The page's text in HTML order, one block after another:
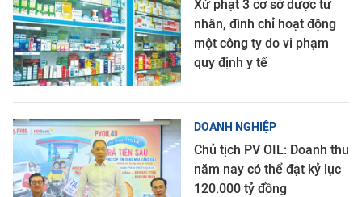
Xử phạt 3 cơ sở dược tư
nhân, đình chỉ hoạt động
một công ty do vi phạm
quy định y tế
DOANH NGHIỆP
Chủ tịch PV OIL: Doanh thu
năm nay có thể đạt kỷ lục
120.000 tỷ đồng